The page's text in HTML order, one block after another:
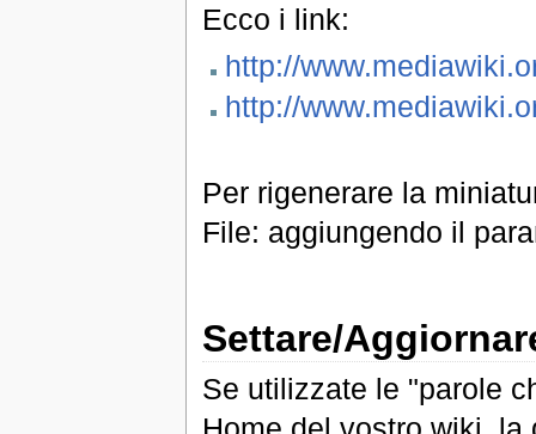
Ecco i link:
http://
http://
Per rigenerare la
File: aggiungendo il
Settare/
Se utilizzate le "parole